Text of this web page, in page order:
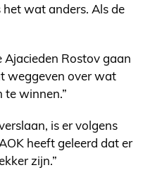
het wat anders. Als de
Rostov gaan
weggeven over wat
te winnen.”
is er volgens
heeft geleerd dat er
zijn.”